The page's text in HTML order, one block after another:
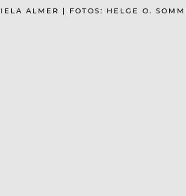
ALMER | FOTOS: HELGE O.